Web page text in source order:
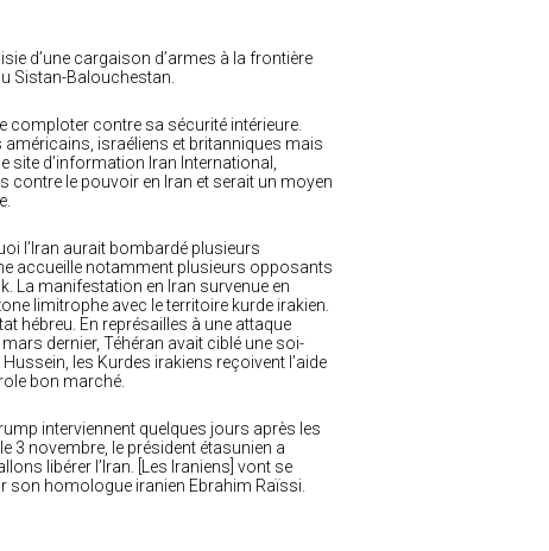
d’une cargaison d’armes à la frontière
Sistan-Balouchestan.
comploter contre sa sécurité intérieure.
israéliens et britanniques mais
d’information Iran International,
contre le pouvoir en Iran et serait un moyen
l’Iran aurait bombardé plusieurs
accueille notamment plusieurs opposants
La manifestation en Iran survenue en
limitrophe avec le territoire kurde irakien.
hébreu. En représailles à une attaque
dernier, Téhéran avait ciblé une soi-
les Kurdes irakiens reçoivent l’aide
bon marché.
interviennent quelques jours après les
3 novembre, le président étasunien a
libérer l’Iran. [Les Iraniens] vont se
son homologue iranien Ebrahim Raïssi.